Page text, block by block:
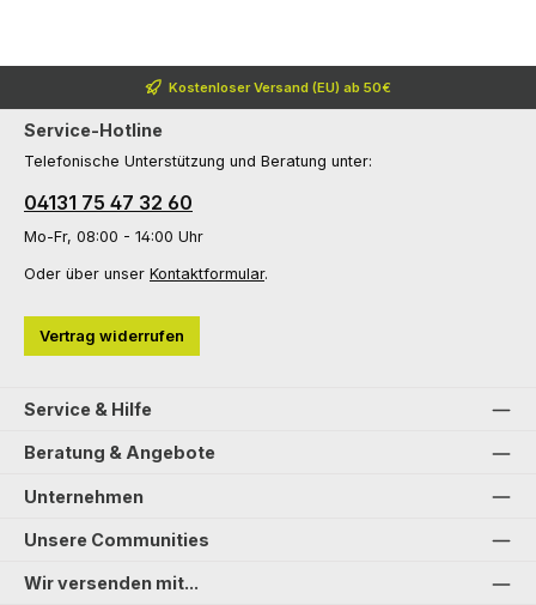
Kostenloser Versand (EU) ab 50€
Service-Hotline
Telefonische Unterstützung und Beratung unter:
04131 75 47 32 60
Mo-Fr, 08:00 - 14:00 Uhr
Oder über unser Kontaktformular.
Vertrag widerrufen
Service & Hilfe
Beratung & Angebote
Unternehmen
Unsere Communities
Wir versenden mit...